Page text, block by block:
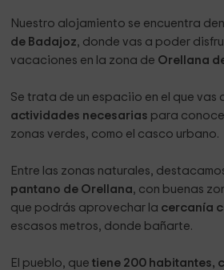
solitario disfrutando del olor del
Si te gusta la pesca y los deportes de
A menos de 9 kilometros puedes ver
Lacimurga y el puente de Cogolludo.
Castillo y otras zonas de baño.
Tomarte algo en el chiringuito en la
a 1 Km., con unas vistas estupendas
Nuestro alojamiento se encuentra
de Badajoz, donde vas a poder
vacaciones en la zona de Orellana
Se trata de un espaciio en el que vas
actividades necesarias para
zonas verdes, como el casco urbano.
Entre las zonas naturales,
pantano de Orellana, con buenas
que podrás aprovechar la cercanía
escasos metros, donde bañarte.
El pueblo, quetiene 200 habitantes,